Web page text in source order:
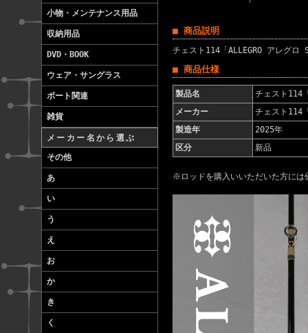
小物・メンテナンス用品
収納用品
DVD・BOOK
ウェア・サングラス
ボート関連
雑貨
メーカー名から選ぶ
その他
あ
い
う
え
お
か
き
く
■ 商品説明
チェスト114「ALLEGRO アレグロ
■ 商品仕様
製品名
チェスト114
メーカー
チェスト114
製造年
2025年
区分
新品
※ロッドを購入いいただいた方には